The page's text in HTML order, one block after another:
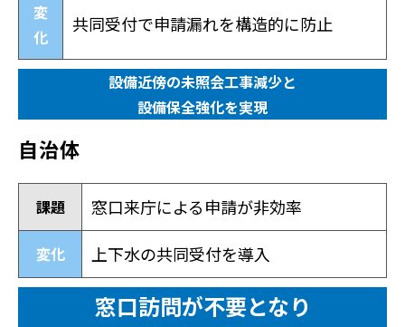
変
化
共同受付で申請漏れを構造的に防止
設備近傍の未照会工事減少と
設備保全強化を実現
自治体
課題 窓口来庁による申請が非効率
変化 上下水の共同受付を導入
窓口訪問が不要となり